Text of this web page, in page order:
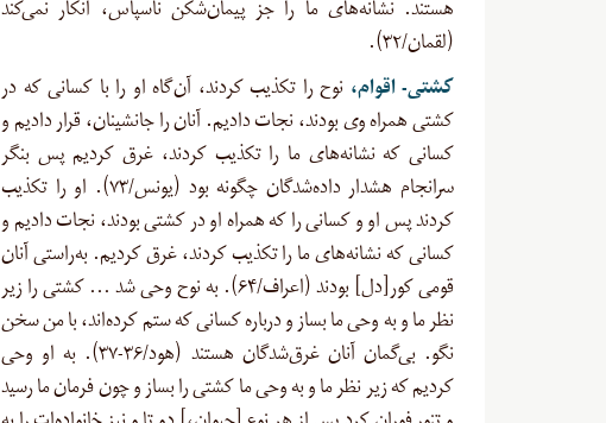
هستند. نشانه‌های ما را جز پیمان‌شکن ناسپاس، ‌انکار نمی‌کند
(لقمان/۳۲).
کشتی- اقوام، نوح را تکذیب کردند، آن‌گاه او را با کسانی که در
کشتی همراه وی بودند، نجات دادیم. آنان را جانشینان، قرار دادیم و
کسانی که نشانه‌های ما را تکذیب کردند، غرق کردیم پس بنگر
سرانجام هشدار داده‌شدگان چگونه بود (یونس/۷۳). او را تکذیب
کردند پس او و کسانی را که همراه او در کشتی بودند، نجات دادیم و
کسانی که نشانه‌های ما را تکذیب کردند، غرق کردیم. به‌راستی آنان
قومی کور[دل] بودند (اعراف/۶۴). به نوح وحی شد … کشتی را زیر
نظر ما و به وحی ما بساز و درباره کسانی که ستم کرده‌اند، با من سخن
نگو. بی‌گمان آنان غرق‌شدگان هستند (هود/۳۶-۳۷). به او وحی
کردیم که زیر نظر ما و به وحی ما کشتی را بساز و چون فرمان ما رسید